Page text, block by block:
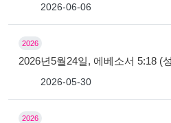
2026-06-06
2026
2026년5월24일, 에베소서 5:18 (
2026-05-30
2026